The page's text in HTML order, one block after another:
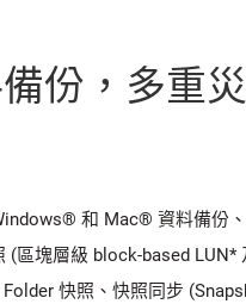
份，多重
和 Mac® 資料備份
(區塊層級 block-based LUN*
快照、快照同步